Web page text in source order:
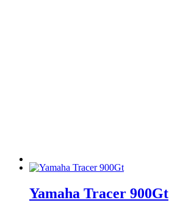
Yamaha Tracer 900Gt